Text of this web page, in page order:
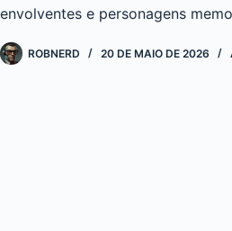
envolventes e personagens
ROBNERD 20 DE MAIO DE 2026